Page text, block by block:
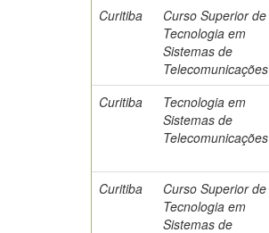
Curitiba
Curso Superior de
Tecnologia em
Sistemas de
Telecomunicações
Curitiba
Tecnologia em
Sistemas de
Telecomunicações
Curitiba
Curso Superior de
Tecnologia em
Sistemas de